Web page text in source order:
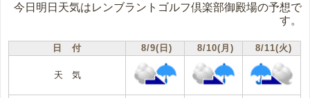
今日明日天気はレンブラントゴルフ倶楽部御殿場の予想で
す。
日 付 8/9(日) 8/10(月) 8/11(火)
天 気